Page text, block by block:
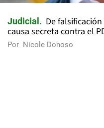
Judicial
De
causa secreta contra el
Por Nicole Donoso